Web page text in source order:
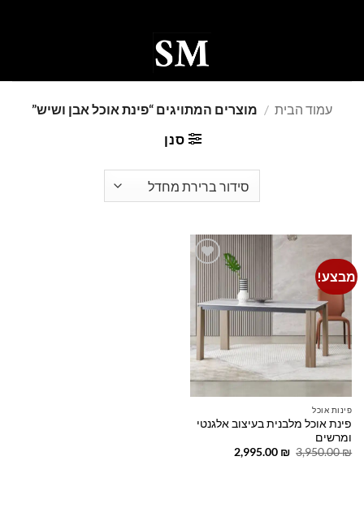
עמוד הבית / מוצרים המתויגים “פינת אוכל אבן ושיש”
סנן
מבצע!
פינות אוכל
פינת אוכל מלבנית בעיצוב אלגנטי
ומרשים
3,950.00₪
המחיר
2,995.00 ₪
המחיר